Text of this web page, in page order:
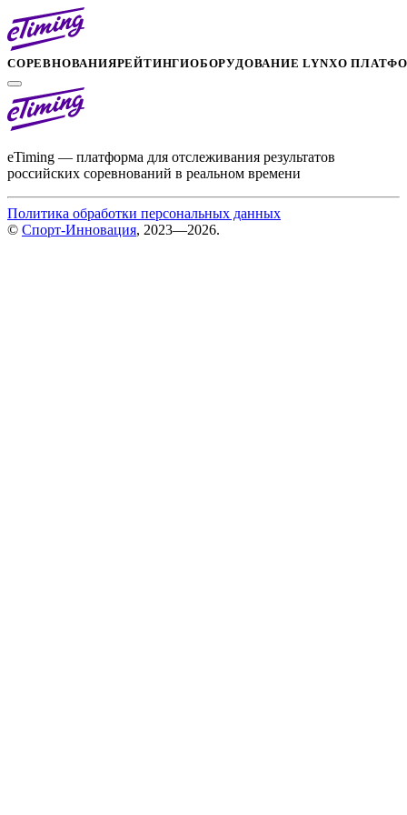
СОРЕВНОВАНИЯРЕЙТИНГИОБОРУДОВАНИЕ LYNXО
eTiming — платформа для отслеживания результатов
российских соревнований в реальном времени
Политика обработки персональных данных
© Спорт-Инновация, 2023—2026.